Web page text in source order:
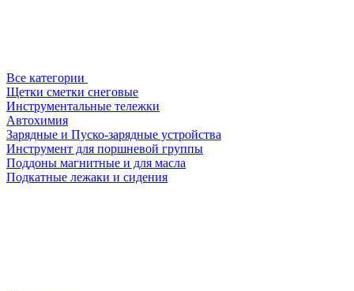
Все категории
Щетки сметки снеговые
Инструментальные тележки
Автохимия
Зарядные и Пуско-зарядные устройства
Инструмент для поршневой группы
Поддоны магнитные и для масла
Подкатные лежаки и сидения